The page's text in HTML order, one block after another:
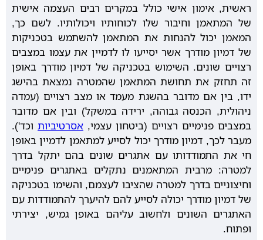
ראשית, אימון אישי כולל במקרים רבים העצמה אישית
של המתאמן וחיבור שלו לכוחותיו ויכולותיו. לשם כך,
המאמן יכול להנחות את המתאמן להשתמש בטכניקות
של דמיון מודרך אשר יסייעו לו לדמיין את עצמו במצבים
רצויים שונים. השימוש בטכניקה של דמיון מודרך באופן
זה תחזק את תחושת המתאמן שהמטרה נמצאת בהישג
ידו, בין אם מדובר בהשגת מעמד או מצב רצויים (עמדה
ניהולית, הכנסה גבוהה, ירידה במשקל) ובין אם מדובר
במצבים פנימיים רצויים (ביטחון עצמי, אסרטיביות וכד').
מעבר לכך, דמיון מודרך יכול לסייע למתאמן לדמיין באופן
חי את התמודדותו עם אתגרים שונים בהם יתקל בדרך
למטרה: מרבית המתאמנים נתקלים באתגרים פנימיים
וחיצוניים בדרך למטרה שהציבו לעצמם, והשימו בטכניקה
של דמיון מודרך יכולה לסייע להם להיערך להתמודדות עם
האתגרים השונים ולחשוב עליהם באופן גמיש, יצירתי
ופתוח.